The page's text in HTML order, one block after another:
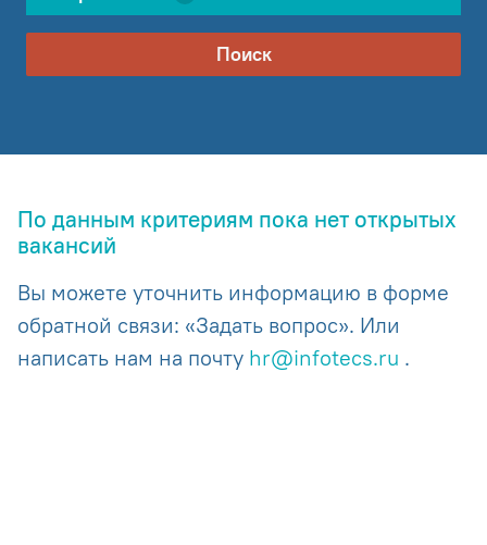
Поиск
По данным критериям пока нет открытых
вакансий
Вы можете уточнить информацию в форме
обратной связи: «Задать вопрос». Или
написать нам на почту hr@infotecs.ru .